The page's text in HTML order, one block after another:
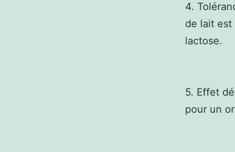
4.
de lait est
lactose.
5. Effet
pour un